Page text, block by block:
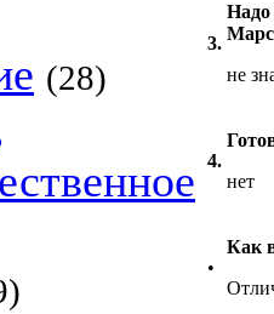
(28)
3.
Надо
не
4.
нет
•
Как